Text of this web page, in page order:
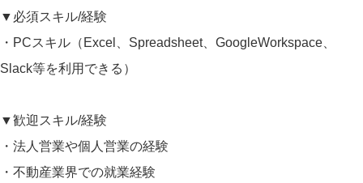
▼必須スキル/経験
・PCスキル（Excel、Spreadsheet、GoogleWorkspace、
Slack等を利用できる）
▼歓迎スキル/経験
・法人営業や個人営業の経験
・不動産業界での就業経験